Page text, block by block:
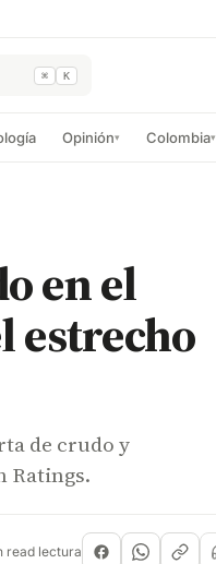
⌘ K
Opinión▾ Colombia▾
en el
estrecho
de crudo y
Ratings.
read lectura